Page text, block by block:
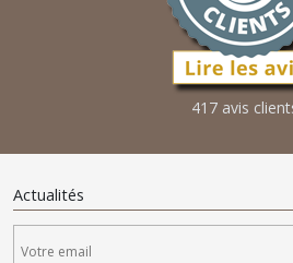
417 avis
Actualités